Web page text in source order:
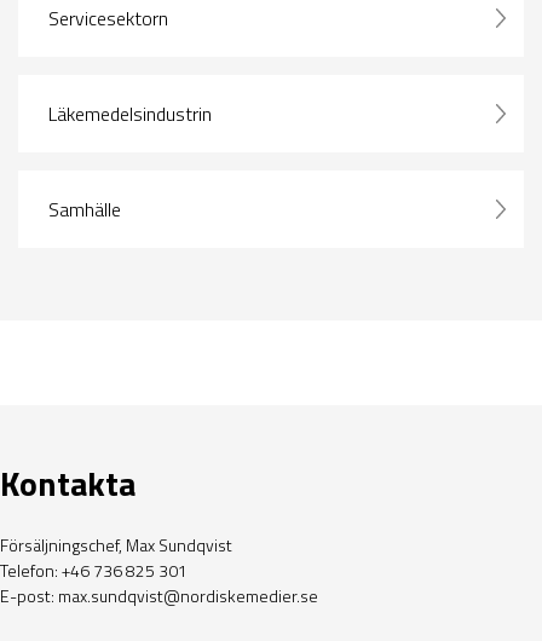
Servicesektorn
Läkemedelsindustrin
Samhälle
Kontakta
Försäljningschef, Max Sundqvist
Telefon: +46 736 825 301
E-post: max.sundqvist@nordiskemedier.se